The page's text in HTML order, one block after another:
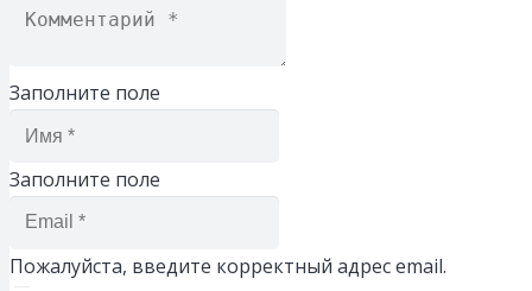
Заполните поле
Заполните поле
Пожалуйста, введите корректный адрес email.